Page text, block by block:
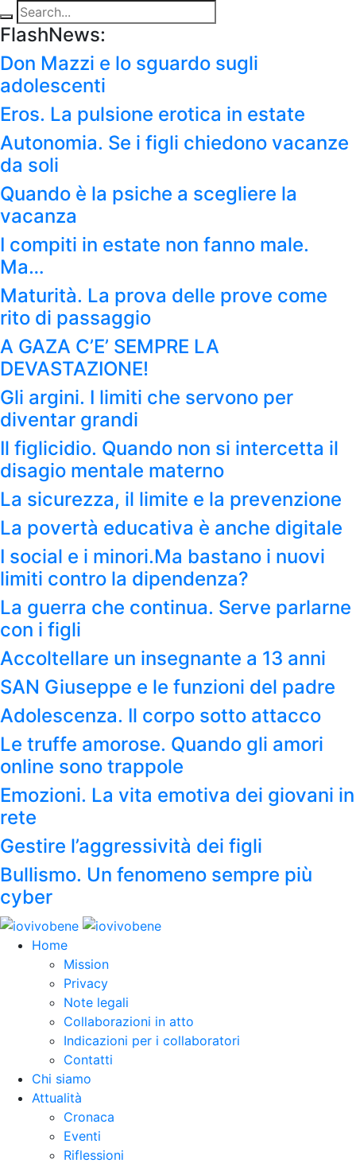
FlashNews:
Don Mazzi e lo sguardo sugli
adolescenti
Eros. La pulsione erotica in estate
Autonomia. Se i figli chiedono vacanze
da soli
Quando è la psiche a scegliere la
vacanza
I compiti in estate non fanno male.
Ma…
Maturità. La prova delle prove come
rito di passaggio
A GAZA C’E’ SEMPRE LA
DEVASTAZIONE!
Gli argini. I limiti che servono per
diventar grandi
Il figlicidio. Quando non si intercetta il
disagio mentale materno
La sicurezza, il limite e la prevenzione
La povertà educativa è anche digitale
I social e i minori.Ma bastano i nuovi
limiti contro la dipendenza?
La guerra che continua. Serve parlarne
con i figli
Accoltellare un insegnante a 13 anni
SAN Giuseppe e le funzioni del padre
Adolescenza. Il corpo sotto attacco
Le truffe amorose. Quando gli amori
online sono trappole
Emozioni. La vita emotiva dei giovani in
rete
Gestire l’aggressività dei figli
Bullismo. Un fenomeno sempre più
cyber
Home
Mission
Privacy
Note legali
Collaborazioni in atto
Indicazioni per i collaboratori
Contatti
Chi siamo
Attualità
Cronaca
Eventi
Riflessioni